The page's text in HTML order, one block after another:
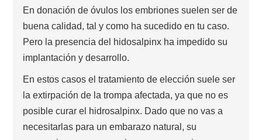
En donación de óvulos los embriones suelen ser de
buena calidad, tal y como ha sucedido en tu caso.
Pero la presencia del hidosalpinx ha impedido su
implantación y desarrollo.
En estos casos el tratamiento de elección suele ser
la extirpación de la trompa afectada, ya que no es
posible curar el hidrosalpinx. Dado que no vas a
necesitarlas para un embarazo natural, su